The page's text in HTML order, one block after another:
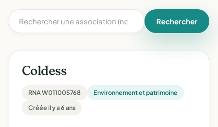
Rechercher
Coldess
RNA W011005768
Environnement et patrimoine
Créée il y a 6 ans